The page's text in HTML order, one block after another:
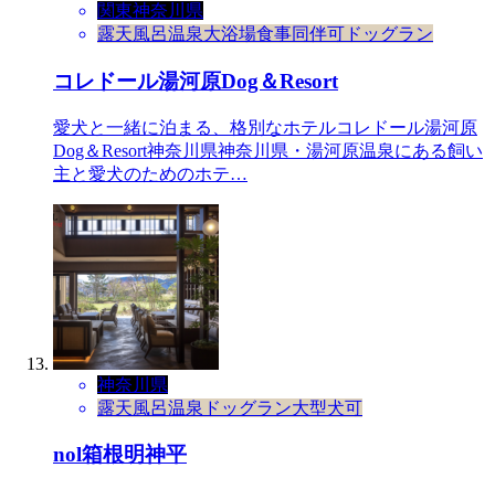
関東神奈川県
露天風呂温泉大浴場食事同伴可 ドッグラン
コレドール湯河原Dog＆Resort
愛犬と一緒に泊まる、格別なホテルコレドール湯河原
Dog＆Resort神奈川県神奈川県・湯河原温泉にある飼い
主と愛犬のためのホテ…
神奈川県
露天風呂温泉 ドッグラン大型犬可
nol箱根明神平